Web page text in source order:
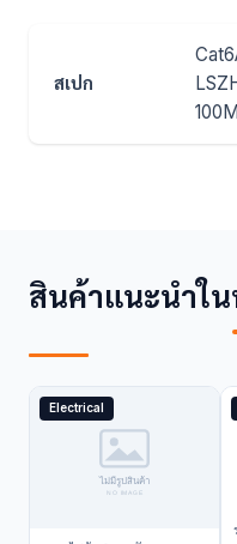
สเปก
สินค้าแนะนำใ
Electrical